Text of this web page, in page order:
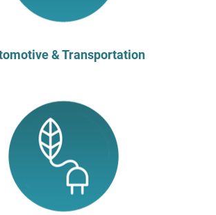
& Transportation